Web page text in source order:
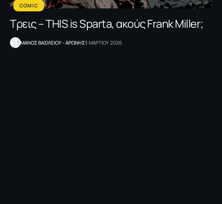
COMIC
Τρεις – THIS is Sparta, ακούς Frank Miller;
ΜΑΝΟΣ ΒΑΣΙΛΕΙΟΥ - ΑΡΩΝΗΣ3 ΜΑΡΤΙΟΥ 2026